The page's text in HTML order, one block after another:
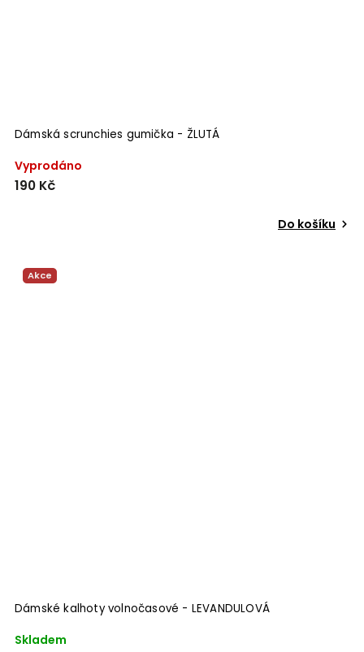
Dámská scrunchies gumička - ŽLUTÁ
Vyprodáno
190 Kč
Do košíku
Akce
Dámské kalhoty volnočasové - LEVANDULOVÁ
Skladem